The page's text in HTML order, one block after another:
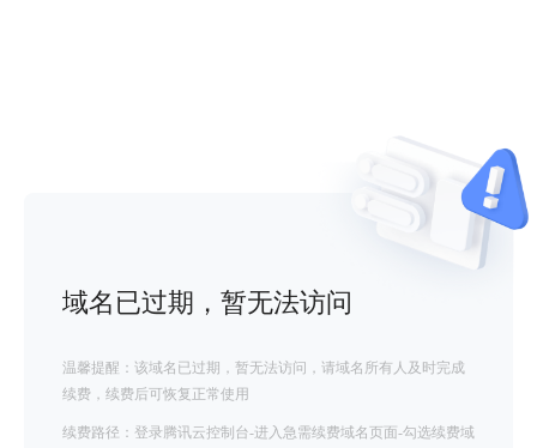
域名已过期，暂无法访问
温馨提醒：该域名已过期，暂无法访问，请域名所有人及时完成
续费，续费后可恢复正常使用
续费路径：登录腾讯云控制台-进入急需续费域名页面-勾选续费域